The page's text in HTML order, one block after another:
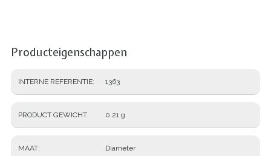
Producteigenschappen
INTERNE REFERENTIE 1363
PRODUCT GEWICHT 0.21 g
MAAT Diameter